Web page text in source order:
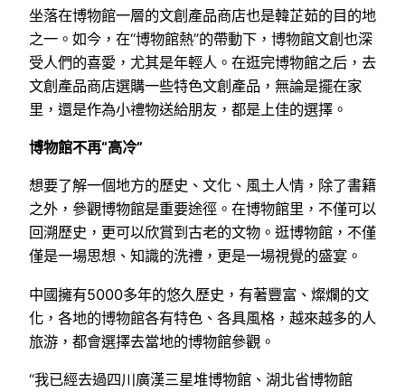
坐落在博物館一層的文創產品商店也是韓芷茹的目的地
之一。如今，在“博物館熱”的帶動下，博物館文創也深
受人們的喜愛，尤其是年輕人。在逛完博物館之后，去
文創產品商店選購一些特色文創產品，無論是擺在家
里，還是作為小禮物送給朋友，都是上佳的選擇。
博物館不再“高冷”
想要了解一個地方的歷史、文化、風土人情，除了書籍
之外，參觀博物館是重要途徑。在博物館里，不僅可以
回溯歷史，更可以欣賞到古老的文物。逛博物館，不僅
僅是一場思想、知識的洗禮，更是一場視覺的盛宴。
中國擁有5000多年的悠久歷史，有著豐富、燦爛的文
化，各地的博物館各有特色、各具風格，越來越多的人
旅游，都會選擇去當地的博物館參觀。
“我已經去過四川廣漢三星堆博物館、湖北省博物館